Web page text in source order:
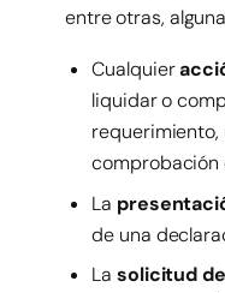
entre otras,
Cualquier
liquidar o
requerimiento,
comprobación
La
de una
Lasolicitud